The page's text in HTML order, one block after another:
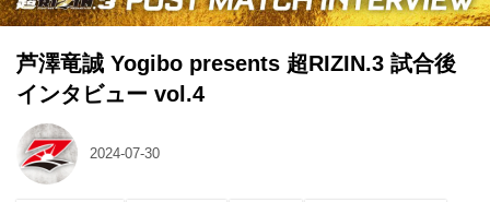
芦澤竜誠 Yogibo presents 超RIZIN.3 試合後
インタビュー vol.4
2024-07-30